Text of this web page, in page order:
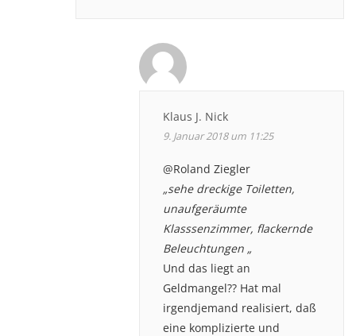
Klaus J. Nick
9. Januar 2018 um 11:25
@Roland Ziegler
„sehe dreckige Toiletten,
unaufgeräumte
Klasssenzimmer, flackernde
Beleuchtungen „
Und das liegt an
Geldmangel?? Hat mal
irgendjemand realisiert, daß
eine komplizierte und